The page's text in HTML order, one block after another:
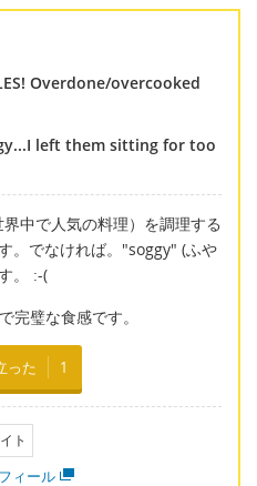
Overdone/overcooked
left them sitting for too
中で人気の料理）を調理する
。でなければ。"soggy" (ふや
。 :-(
完璧な食感です。
った 1
ト
ィール